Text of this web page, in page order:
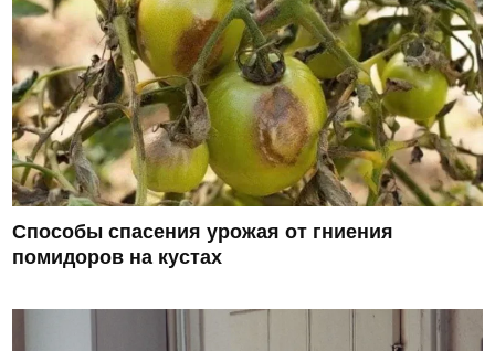
Способы спасения урожая от гниения
помидоров на кустах